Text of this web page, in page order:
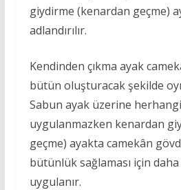
giydirme (kenardan geçme)
adlandırılır.
Kendinden çıkma ayak
bütün oluşturacak şekilde
Sabun ayak üzerine
uygulanmazken kenardan
geçme) ayakta camekân
bütünlük sağlaması için
uygulanır.